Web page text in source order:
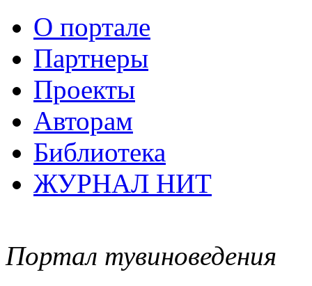
О портале
Партнеры
Проекты
Авторам
Библиотека
ЖУРНАЛ НИТ
Портал тувиноведения